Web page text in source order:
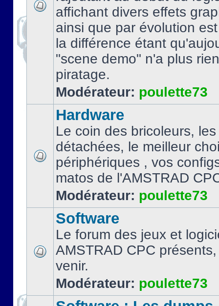
affichant divers effets
ainsi que par évolution
la différence étant
"scene demo" n'a plus
piratage.
Modérateur: poulette73
Hardware
Le coin des bricoleurs,
détachées, le meilleur
périphériques , vos
matos de l'AMSTRAD
Modérateur: poulette73
Software
Le forum des jeux et
AMSTRAD CPC
venir.
Modérateur: poulette73